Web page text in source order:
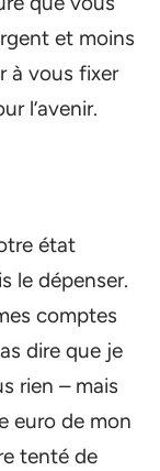
et moins
à vous fixer
l’avenir.
état
le dépenser.
comptes
dire que je
rien – mais
euro de mon
tenté de